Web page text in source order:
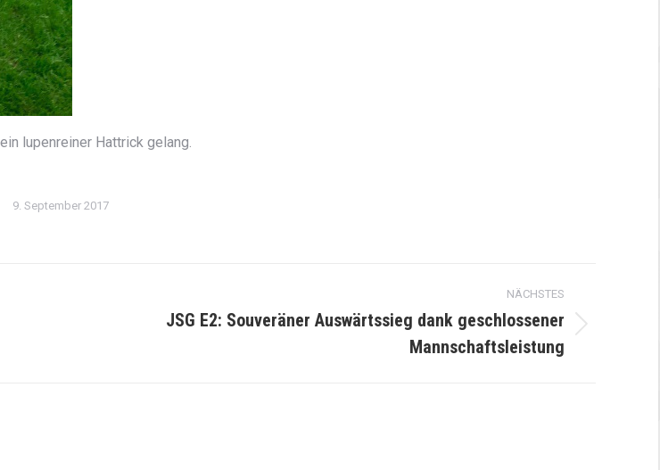
lupenreiner Hattrick gelang.
9. September 2017
NÄCHSTES
JSG E2: Souveräner Auswärtssieg dank geschlossener
Mannschaftsleistung